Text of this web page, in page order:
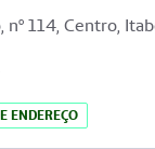
nº 114, Centro,
ENDEREÇO